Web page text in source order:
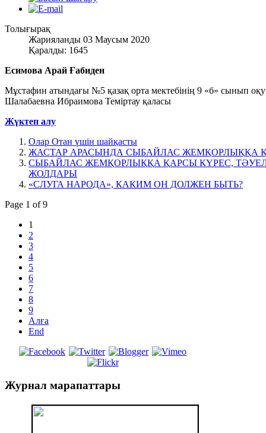
Толығырақ
Жарияланды 03 Маусым 2020
Қаралды: 1645
Есимова Арай Ғабиден
Мұстафин атындағы №5 қазақ орта мектебінің 9 «б» сынып
Шалабаевна Ибраимова Теміртау қаласы
Жүктеп алу
Олар Отан үшін шайқасты
ЖАСТАР АРАСЫНДА СЫБАЙЛАС ЖЕМҚОРЛЫҚҚА
СЫБАЙЛАС ЖЕМҚОРЛЫҚҚА ҚАРСЫ КҮРЕС,
ЖОЛДАРЫ
«СЛУГА НАРОДА», КАКИМ ОН ДОЛЖЕН БЫТЬ?
Page 1 of 9
1
2
3
4
5
6
7
8
9
Алға
End
Журнал марапаттары